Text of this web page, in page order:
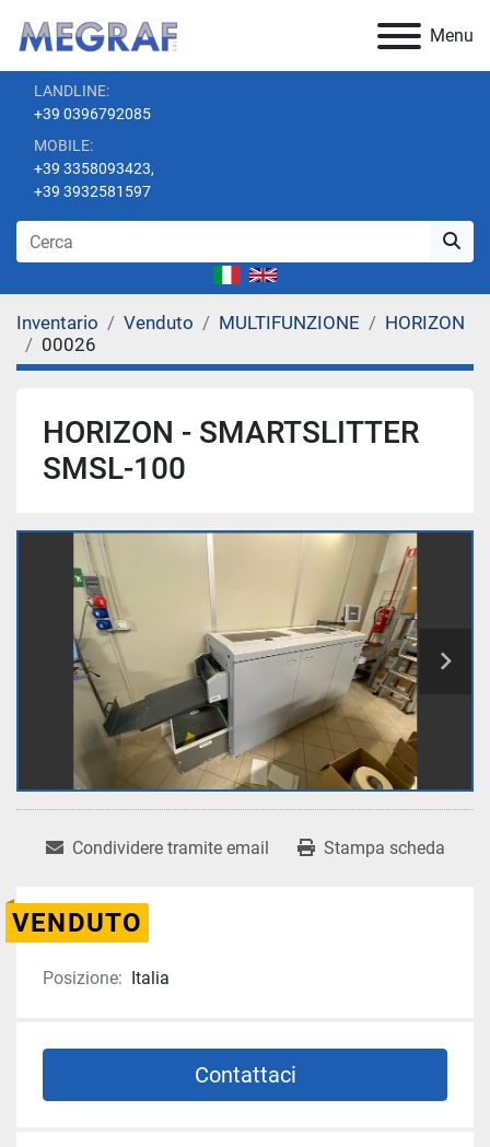
Menu
LANDLINE:
+39 0396792085
MOBILE:
+39 3358093423,
+39 3932581597
Inventario Venduto MULTIFUNZIONE
HORIZON
00026
HORIZON - SMARTSLITTER
SMSL-100
Condividere tramite email Stampa scheda
VENDUTO
Posizione: Italia
Contattaci